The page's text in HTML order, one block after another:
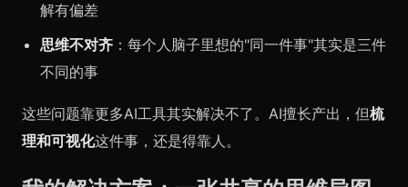
解有偏差
思维不对齐 ：每个人脑子里想的"同一件事"其实是三件
不同的事
这些问题靠更多AI工具其实解决不了。AI擅长产出，但梳
理和可视化这件事，还是得靠人。